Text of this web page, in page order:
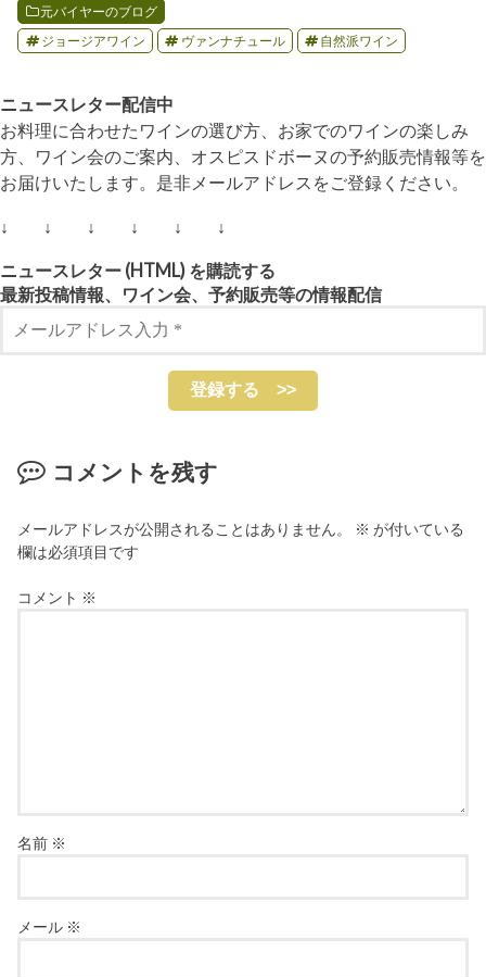
元バイヤーのブログ
ジョージアワイン
ヴァンナチュール 自然派ワイン
ニュースレター配信中
お料理に合わせたワインの選び方、お家でのワインの楽しみ
方、ワイン会のご案内、オスピスドボーヌの予約販売情報等を
お届けいたします。是非メールアドレスをご登録ください。
↓ ↓ ↓ ↓ ↓ ↓
ニュースレター (HTML) を購読する
最新投稿情報、ワイン会、予約販売等の情報配信
コメントを残す
メールアドレスが公開されることはありません。 ※ が付いている
欄は必須項目です
コメント ※
名前 ※
メール ※